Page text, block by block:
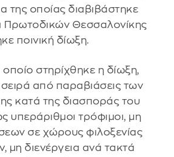
της οποίας διαβιβάστηκε
Πρωτοδικών Θεσσαλονίκης
ποινική δίωξη.
στηρίχθηκε η δίωξη,
από παραβιάσεις των
κατά της διασποράς του
υπεράριθμοι τρόφιμοι, μη
σε χώρους φιλοξενίας
μη διενέργεια ανά τακτά